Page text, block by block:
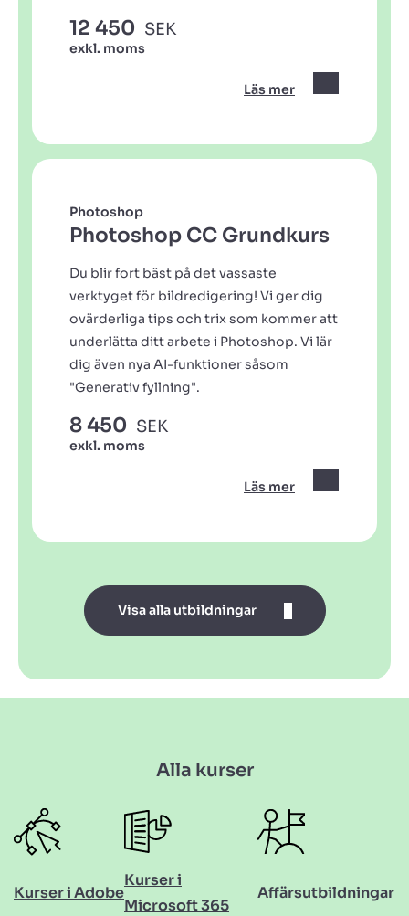
12 450 SEK
exkl. moms
Läs mer
Photoshop
Photoshop CC Grundkurs
Du blir fort bäst på det vassaste
verktyget för bildredigering! Vi ger dig
ovärderliga tips och trix som kommer att
underlätta ditt arbete i Photoshop. Vi lär
dig även nya AI-funktioner såsom
"Generativ fyllning".
8 450 SEK
exkl. moms
Läs mer
Visa alla utbildningar
Alla kurser
Kurser i Adobe
Kurser i
Microsoft 365
Affärsutbildningar